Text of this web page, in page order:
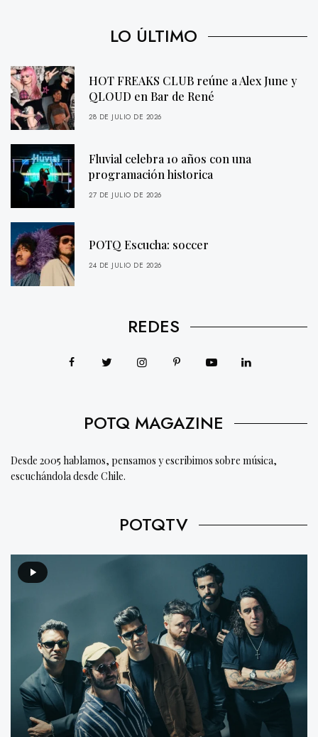
LO ÚLTIMO
HOT FREAKS CLUB reúne a Alex June y
QLOUD en Bar de René
28 DE JULIO DE 2026
Fluvial celebra 10 años con una
programación historica
27 DE JULIO DE 2026
POTQ Escucha: soccer
24 DE JULIO DE 2026
REDES
POTQ MAGAZINE
Desde 2005 hablamos, pensamos y escribimos sobre música,
escuchándola desde Chile.
POTQTV